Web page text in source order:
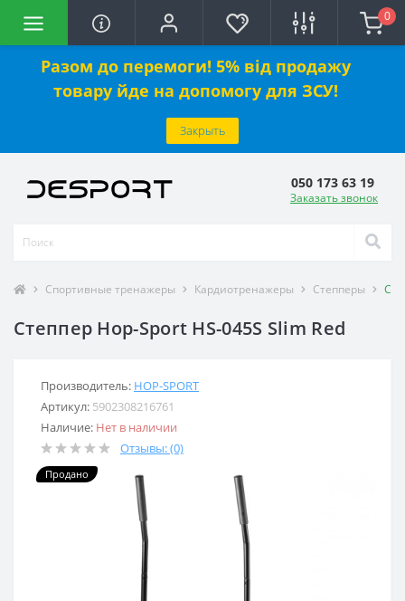
Разом до перемоги! 5% від продажу
товару йде на допомогу для ЗСУ!
Закрыть
0
050 173 63 19
Заказать звонок
Спортивные тренажеры Кардиотренажеры Степперы
Степпер Hop-Sport HS-045S Slim Red
Производитель: HOP-SPORT
Артикул: 5902308216761
Наличие: Нет в наличии
Отзывы: (0)
Продано